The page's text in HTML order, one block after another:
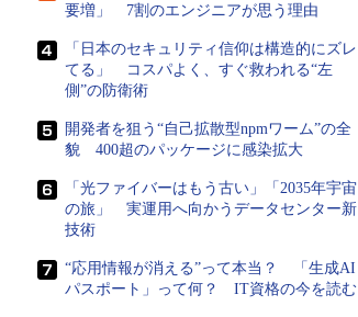
要増」 7割のエンジニアが思う理由
「日本のセキュリティ信仰は構造的にズレ
てる」 コスパよく、すぐ救われる“左
側”の防衛術
開発者を狙う“自己拡散型npmワーム”の全
貌 400超のパッケージに感染拡大
「光ファイバーはもう古い」「2035年宇宙
の旅」 実運用へ向かうデータセンター新
技術
“応用情報が消える”って本当？ 「生成AI
パスポート」って何？ IT資格の今を読む